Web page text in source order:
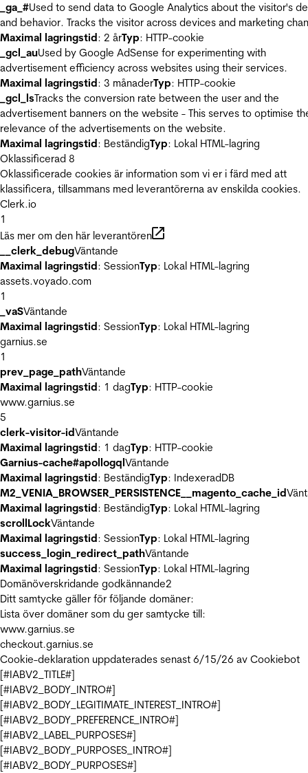
_ga_#Used to send data to Google Analytics about the visitor's
and behavior. Tracks the visitor across devices and marketing
Maximal lagringstid: 2 årTyp: HTTP-cookie
_gcl_auUsed by Google AdSense for experimenting with
advertisement efficiency across websites using their services.
Maximal lagringstid: 3 månaderTyp: HTTP-cookie
_gcl_lsTracks the conversion rate between the user and the
advertisement banners on the website - This serves to optimise
relevance of the advertisements on the website.
Maximal lagringstid: BeständigTyp: Lokal HTML-lagring
Oklassificerad 8
Oklassificerade cookies är information som vi er i färd med att
klassificera, tillsammans med leverantörerna av enskilda cookies.
Clerk.io
1
Läs mer om den här leverantören
__clerk_debugVäntande
Maximal lagringstid: SessionTyp: Lokal HTML-lagring
assets.voyado.com
1
_vaSVäntande
Maximal lagringstid: SessionTyp: Lokal HTML-lagring
garnius.se
1
prev_page_pathVäntande
Maximal lagringstid: 1 dagTyp: HTTP-cookie
www.garnius.se
5
clerk-visitor-idVäntande
Maximal lagringstid: 1 dagTyp: HTTP-cookie
Garnius-cache#apollogqlVäntande
Maximal lagringstid: BeständigTyp: IndexeradDB
M2_VENIA_BROWSER_PERSISTENCE__magento_cache_id
Maximal lagringstid: BeständigTyp: Lokal HTML-lagring
scrollLockVäntande
Maximal lagringstid: SessionTyp: Lokal HTML-lagring
success_login_redirect_pathVäntande
Maximal lagringstid: SessionTyp: Lokal HTML-lagring
Domänöverskridande godkännande2
Ditt samtycke gäller för följande domäner:
Lista över domäner som du ger samtycke till:
www.garnius.se
checkout.garnius.se
Cookie-deklaration uppdaterades senast 6/15/26 av Cookiebot
[#IABV2_TITLE#]
[#IABV2_BODY_INTRO#]
[#IABV2_BODY_LEGITIMATE_INTEREST_INTRO#]
[#IABV2_BODY_PREFERENCE_INTRO#]
[#IABV2_LABEL_PURPOSES#]
[#IABV2_BODY_PURPOSES_INTRO#]
[#IABV2_BODY_PURPOSES#]